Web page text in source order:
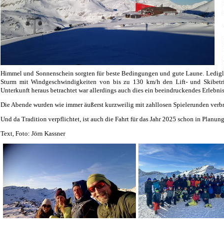
Himmel und Sonnenschein sorgten für beste Bedingungen und gute Laune.
Sturm mit Windgeschwindigkeiten von bis zu 130 km/h den Lift- und
Unterkunft heraus betrachtet war allerdings auch dies ein beeindruckendes
Die Abende wurden wie immer äußerst kurzweilig mit zahllosen Spielerunden
Und da Tradition verpflichtet, ist auch die Fahrt für das Jahr 2025 schon in
Text, Foto: Jörn Kassner